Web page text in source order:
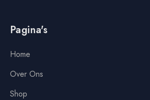
Pagina's
Home
Over Ons
Shop